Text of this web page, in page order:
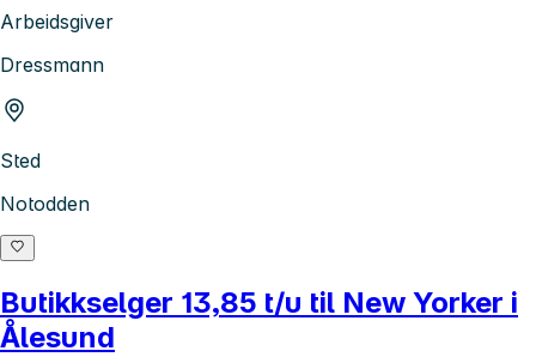
Arbeidsgiver
Dressmann
Sted
Notodden
Butikkselger 13,85 t/u til New Yorker i
Ålesund